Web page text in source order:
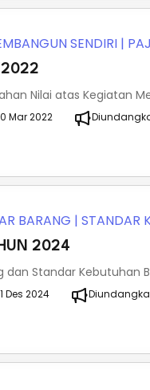
SENDIRI |
Nilai atas Kegiatan
Mar 2022
BARANG |STANDAR
2024
dan Standar Kebutuhan
Des 2024